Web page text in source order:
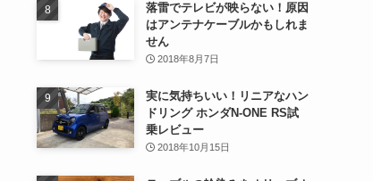
落雷でテレビが映らない！原因
はアンテナケーブルかもしれま
せん
2018年8月7日
実に気持ちいい！リニアなハン
ドリング ホンダN-ONE RS試
乗レビュー
2018年10月15日